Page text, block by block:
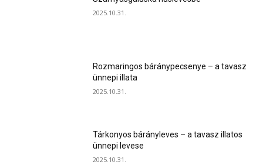
2025.10.31.
Rozmaringos báránypecsenye – a tavasz
ünnepi illata
2025.10.31.
Tárkonyos bárányleves – a tavasz illatos
ünnepi levese
2025.10.31.